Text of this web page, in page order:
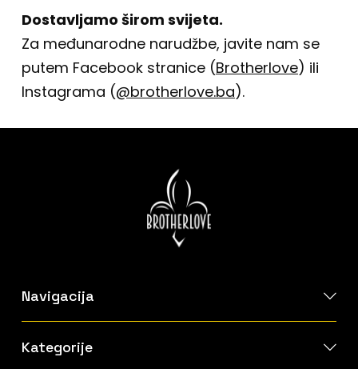
Dostavljamo širom svijeta.
Za međunarodne narudžbe, javite nam se
putem Facebook stranice (Brotherlove) ili
Instagrama (@brotherlove.ba).
Navigacija
Kategorije